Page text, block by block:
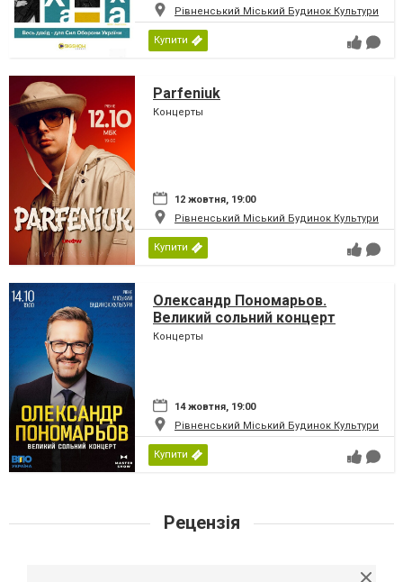
Рівненський Міський Будинок Культури
Купити
Parfeniuk
Концерты
12 жовтня, 19:00
Рівненський Міський Будинок Культури
Купити
Олександр Пономарьов.
Великий сольний концерт
Концерты
14 жовтня, 19:00
Рівненський Міський Будинок Культури
Купити
Рецензія